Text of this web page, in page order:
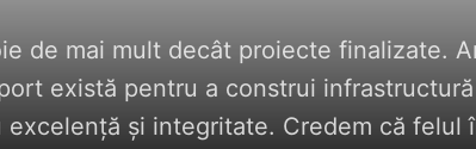
de mai mult decât proiecte finalizate.
există pentru a construi
excelență și integritate. Credem că felul